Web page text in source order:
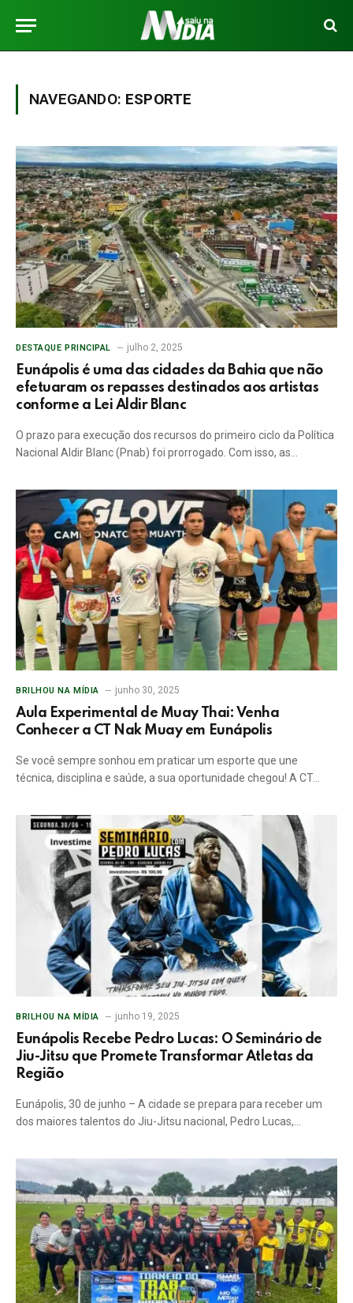
NAVEGANDO: ESPORTE
DESTAQUE PRINCIPAL julho 2, 2025
Eunápolis é uma das cidades da Bahia que não
efetuaram os repasses destinados aos artistas
conforme a Lei Aldir Blanc
O prazo para execução dos recursos do primeiro ciclo da Política
Nacional Aldir Blanc (Pnab) foi prorrogado. Com isso, as…
BRILHOU NA MÍDIA junho 30, 2025
Aula Experimental de Muay Thai: Venha
Conhecer a CT Nak Muay em Eunápolis
Se você sempre sonhou em praticar um esporte que une
técnica, disciplina e saúde, a sua oportunidade chegou! A CT…
BRILHOU NA MÍDIA junho 19, 2025
Eunápolis Recebe Pedro Lucas: O Seminário de
Jiu-Jitsu que Promete Transformar Atletas da
Região
Eunápolis, 30 de junho – A cidade se prepara para receber um
dos maiores talentos do Jiu-Jitsu nacional, Pedro Lucas,…